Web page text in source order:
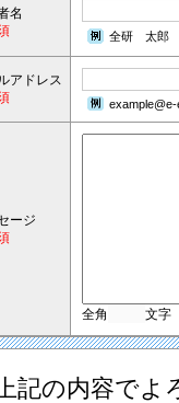
名
全研 太郎
アドレス
ージ
全角 文字
記の内容でよ